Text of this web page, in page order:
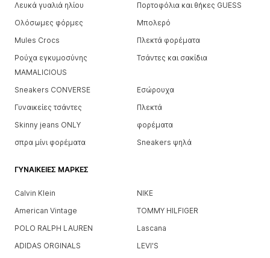
Λευκά γυαλιά ηλίου
Πορτοφόλια και θήκες GUESS
Ολόσωμες φόρμες
Μπολερό
Mules Crocs
Πλεκτά φορέματα
Ρούχα εγκυμοσύνης
MAMALICIOUS
Τσάντες και σακίδια
Sneakers CONVERSE
Εσώρουχα
Γυναικείες τσάντες
Πλεκτά
Skinny jeans ONLY
φορέματα
σπρα μίνι φορέματα
Sneakers ψηλά
ΓΥΝΑΙΚΕΊΕΣ ΜΆΡΚΕΣ
Calvin Klein
NIKE
American Vintage
TOMMY HILFIGER
POLO RALPH LAUREN
Lascana
ADIDAS ORGINALS
LEVI'S